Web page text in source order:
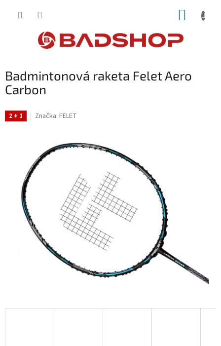
Badmintonová raketa Felet Aero
Carbon
2 + 1 Značka: FELET